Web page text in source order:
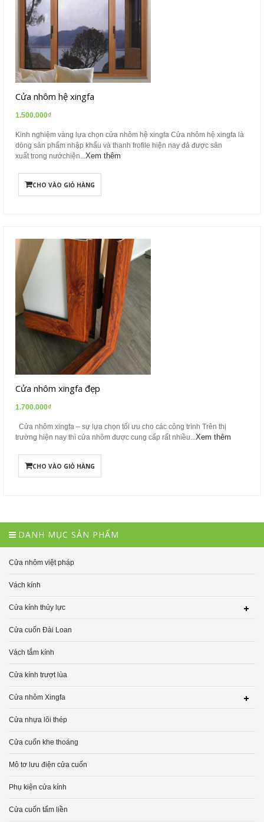
Cửa nhôm hệ xingfa
1.500.000₫
Kinh nghiệm vàng lựa chọn cửa nhôm hệ xingfa Cửa nhôm hệ xingfa là
dòng sản phẩm nhập khẩu và thanh frofile hiện nay đả được sản
xuất trong nướchiện... Xem thêm
CHO VÀO GIỎ HÀNG
Cửa nhôm xingfa đẹp
1.700.000₫
Cửa nhôm xingfa – sự lựa chọn tối ưu cho các công trình Trên thị
trường hiện nay thì cửa nhôm được cung cấp rất nhiều... Xem thêm
CHO VÀO GIỎ HÀNG
DANH MỤC SẢN PHẨM
Cửa nhôm việt pháp
Vách kính
Cửa kính thủy lực
Cửa cuốn Đài Loan
Vách tắm kính
Cửa kính trượt lùa
Cửa nhôm Xingfa
Cửa nhựa lõi thép
Cửa cuốn khe thoáng
Mô tơ lưu điện cửa cuốn
Phụ kiện cửa kính
Cửa cuốn tấm liền